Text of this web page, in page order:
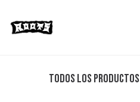
Todos los productos